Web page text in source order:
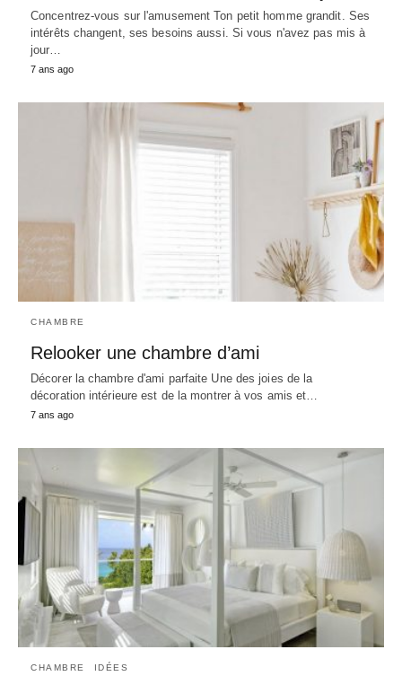
Concentrez-vous sur l'amusement Ton petit homme grandit. Ses
intérêts changent, ses besoins aussi. Si vous n'avez pas mis à
jour…
7 ans ago
CHAMBRE
Relooker une chambre d’ami
Décorer la chambre d'ami parfaite Une des joies de la
décoration intérieure est de la montrer à vos amis et…
7 ans ago
CHAMBRE IDÉES